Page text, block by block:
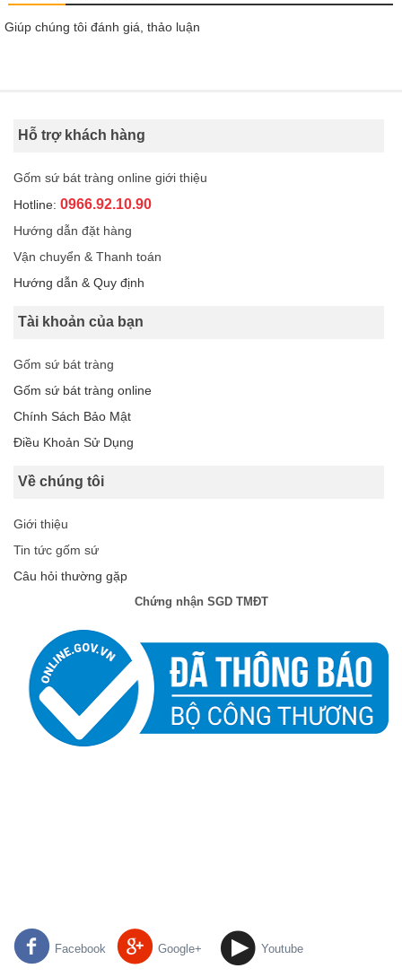
Giúp chúng tôi đánh giá, thảo luận
Hỗ trợ khách hàng
Gốm sứ bát tràng online giới thiệu
Hotline: 0966.92.10.90
Hướng dẫn đặt hàng
Vận chuyển & Thanh toán
Hướng dẫn & Quy định
Tài khoản của bạn
Gốm sứ bát tràng
Gốm sứ bát tràng online
Chính Sách Bảo Mật
Điều Khoản Sử Dụng
Về chúng tôi
Giới thiệu
Tin tức gốm sứ
Câu hỏi thường gặp
Chứng nhận SGD TMĐT
Facebook Google+ Youtube